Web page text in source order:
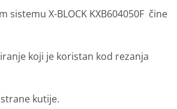
X-BLOCK KXB604050F čine
koji je koristan kod rezanja
kutije.